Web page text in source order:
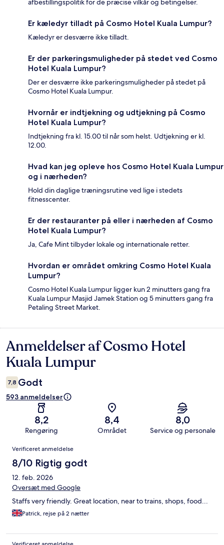
afbestillingspolitik for de præcise vilkår og betingelser.
Er kæledyr tilladt på Cosmo Hotel Kuala Lumpur?
Kæledyr er desværre ikke tilladt.
Er der parkeringsmuligheder på stedet ved Cosmo
Hotel Kuala Lumpur?
Der er desværre ikke parkeringsmuligheder på stedet på
Cosmo Hotel Kuala Lumpur.
Hvornår er indtjekning og udtjekning på Cosmo
Hotel Kuala Lumpur?
Indtjekning fra kl. 15.00 til når som helst. Udtjekning er kl.
12.00.
Hvad kan jeg opleve hos Cosmo Hotel Kuala Lumpur
og i nærheden?
Hold din daglige træningsrutine ved lige i stedets
fitnesscenter.
Er der restauranter på eller i nærheden af Cosmo
Hotel Kuala Lumpur?
Ja, Cafe Mint tilbyder lokale og internationale retter.
Hvordan er området omkring Cosmo Hotel Kuala
Lumpur?
Cosmo Hotel Kuala Lumpur ligger kun 2 minutters gang fra
Kuala Lumpur Masjid Jamek Station og 5 minutters gang fra
Petaling Street Market.
Anmeldelser
Anmeldelser af Cosmo Hotel
Kuala Lumpur
7,8 Godt
593 anmeldelser
8,2
Rengøring
8,4
Området
8,0
Service og personale
Anmeldelser
Verificeret anmeldelse
8/10 Rigtig godt
12. feb. 2026
Oversæt med Google
Staffs very friendly. Great location, near to trains, shops, food...
Patrick, rejse på 2 nætter